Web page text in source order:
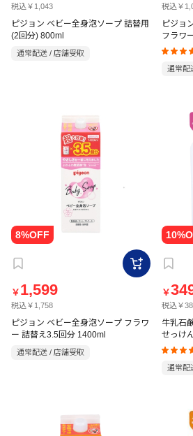
税込￥1,043
ピジョン ベビー全身泡ソープ 詰替用
(2回分) 800ml
通常配送 / 店舗受取
税込￥
ピジョ
フラワ
通常配
￥ 1,599
税込￥1,758
ピジョン ベビー全身泡ソープ フラワ
ー 詰替え3.5回分 1400ml
通常配送 / 店舗受取
￥
税込￥
牛乳石
せっけ
通常配